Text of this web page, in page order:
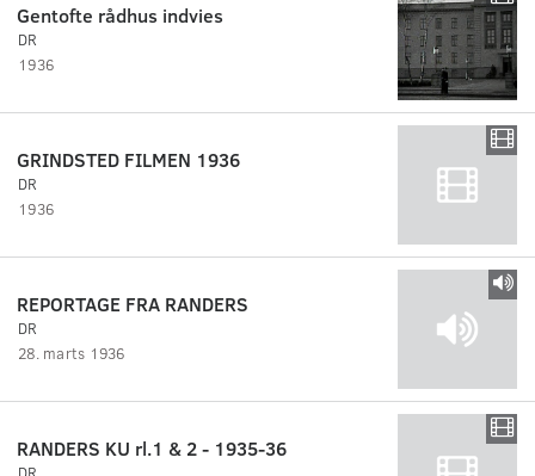
Gentofte rådhus indvies
DR
1936
GRINDSTED FILMEN 1936
DR
1936
REPORTAGE FRA RANDERS
DR
28. marts 1936
RANDERS KU rl.1 & 2 - 1935-36